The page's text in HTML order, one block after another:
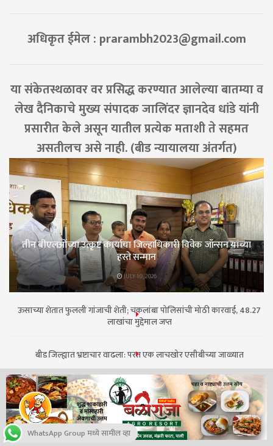
अधिकृत ईमेल : prarambh2023@gmail.com
या संकेतस्थळावर वर प्रसिद्ध करण्यात आलेल्या बातम्या व
लेख दैनिकाचे मुख्य संपादक जालिंदर ज्ञानदेव धांडे यांनी
प्रसारीत केले असून यातील प्रत्येक मताशी ते सहमत
असतीलच असे नाही. (बीड न्यायालया अंतर्गत)
तीन बीएलओंच्या उत्कृष्ट कार्याचा जिल्हाधिकारी विवेक जॉन्सन यांच्या
हस्ते सन्मान
JULY 10, 2026
ऊसाच्या शेतात फुलली गांजाची शेती; चकलांबा पोलिसांची मोठी कारवाई, 48.27
लाखांचा मुद्देमाल जप्त
बीड जिल्ह्यात भ्रष्टाचार वाढला: परत एक लाचखोर एसीबीच्या जाळ्यात
दूध भेसळ प्रकरणात बदनामीचे कारस्थान सुरू; पुरावे असतील तर सार्वजनिक
करा – प्राजक्ताताई घस
आदिशक्ती संत मुक्ताईंच्या पालखीचे बीड जिल्ह्यात आगमन; पादुकांना गोदावरी
स्नान, आज गेवराईत मुक्काम
WhatsApp Group मध्ये सामील व्हा